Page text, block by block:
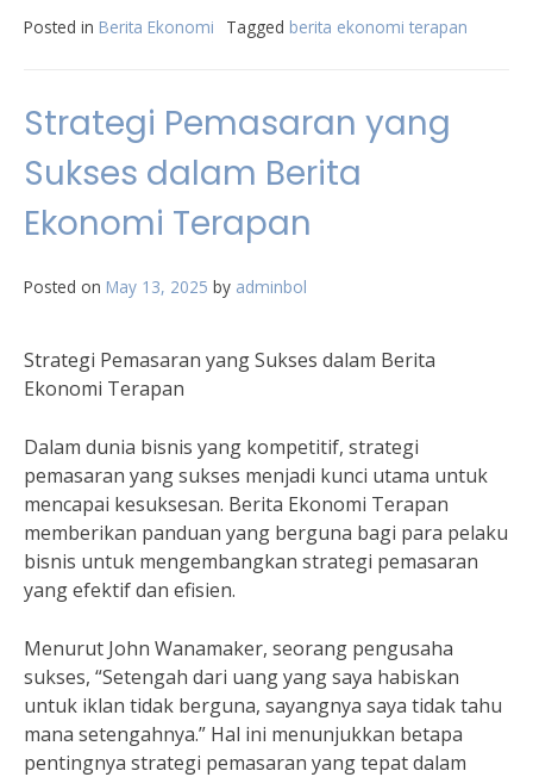
Posted in Berita Ekonomi Tagged berita ekonomi terapan
Strategi Pemasaran yang
Sukses dalam Berita
Ekonomi Terapan
Posted on May 13, 2025 by adminbol
Strategi Pemasaran yang Sukses dalam Berita
Ekonomi Terapan
Dalam dunia bisnis yang kompetitif, strategi
pemasaran yang sukses menjadi kunci utama untuk
mencapai kesuksesan. Berita Ekonomi Terapan
memberikan panduan yang berguna bagi para pelaku
bisnis untuk mengembangkan strategi pemasaran
yang efektif dan efisien.
Menurut John Wanamaker, seorang pengusaha
sukses, “Setengah dari uang yang saya habiskan
untuk iklan tidak berguna, sayangnya saya tidak tahu
mana setengahnya.” Hal ini menunjukkan betapa
pentingnya strategi pemasaran yang tepat dalam